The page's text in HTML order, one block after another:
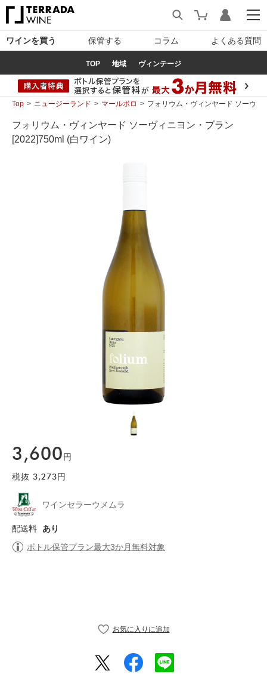
ワインを買う 保管する コラム よくある質問
TOP 地域 ヴィンテージ
Top ニュージーランド マールボロ フォリウム・ヴィンヤード ソーヴ
フォリウム・ヴィンヤード ソーヴィニヨン・ブラン
[2022]750ml (白ワイン)
3,600 円
税抜 3,273 円
ワインセラーウメムラ
配送料
あり
ボトル保管プラン最大3か月無料対象